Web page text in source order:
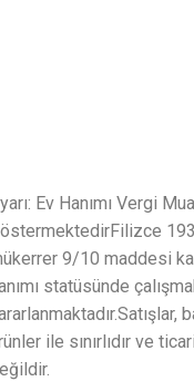
Ev Hanımı Vergi
193
9/10 maddesi
statüsünde
ile sınırlıdır ve